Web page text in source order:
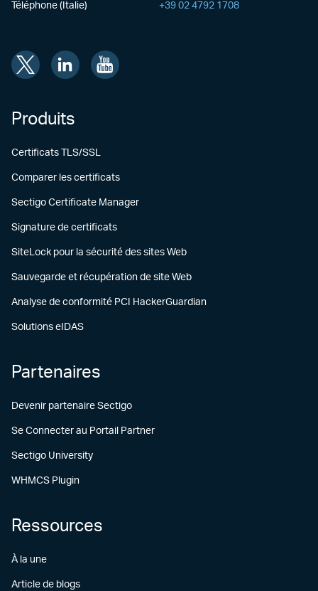
Téléphone (Italie) +39 02 4792 1708
Produits
Certificats TLS/SSL
Comparer les certificats
Sectigo Certificate Manager
Signature de certificats
SiteLock pour la sécurité des sites Web
Sauvegarde et récupération de site Web
Analyse de conformité PCI HackerGuardian
Solutions eIDAS
Partenaires
Devenir partenaire Sectigo
Se Connecter au Portail Partner
Sectigo University
WHMCS Plugin
Ressources
À la une
Article de blogs